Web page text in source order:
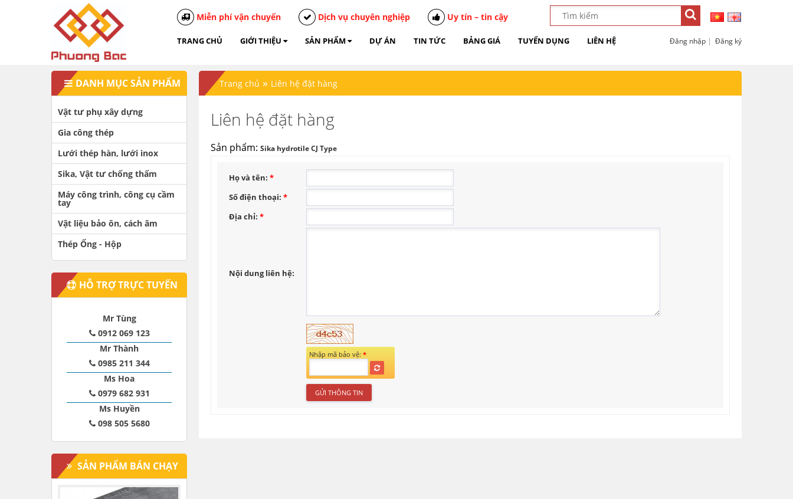
Miễn phí vận chuyển Dịch vụ chuyên nghiệp Uy tín – tin cậy
TRANG CHỦ GIỚI THIỆU SẢN PHẨM DỰ ÁN TIN TỨC BẢNG GIÁ TUYỂN DỤNG LIÊN HỆ Đăng nhập| Đăng ký
DANH MỤC SẢN PHẨM
Vật tư phụ xây dựng
Gia công thép
Lưới thép hàn, lưới inox
Sika, Vật tư chống thấm
Máy công trình, công cụ cầm
tay
Vật liệu bảo ôn, cách âm
Thép Ống - Hộp
HỖ TRỢ TRỰC TUYẾN
Mr Tùng
0912 069 123
Mr Thành
0985 211 344
Ms Hoa
0979 682 931
Ms Huyền
098 505 5680
SẢN PHẨM BÁN CHẠY
Trang chủ » Liên hệ đặt hàng
Liên hệ đặt hàng
Sản phẩm: Sika hydrotile CJ Type
Họ và tên: *
Số điện thoại: *
Địa chỉ: *
Nội dung liên hệ:
Nhập mã bảo vệ: *